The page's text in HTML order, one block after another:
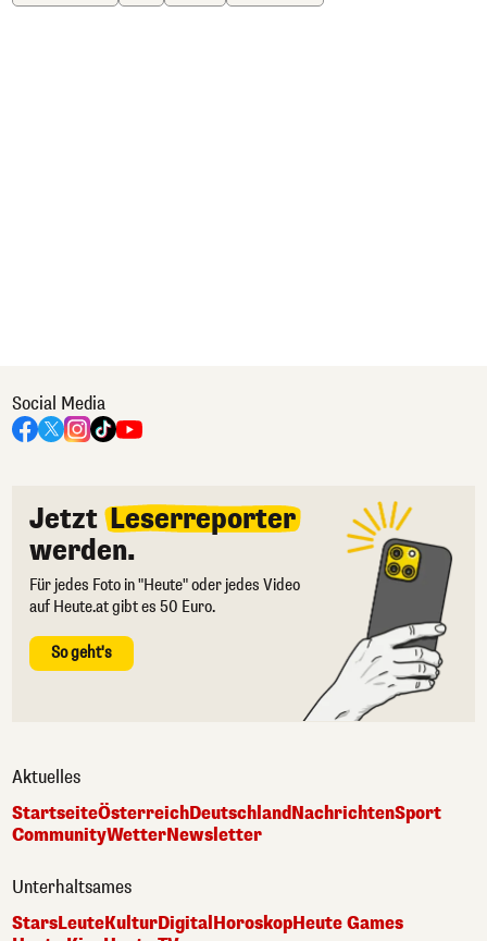
Social Media
Jetzt Leserreporter
werden.
Für jedes Foto in "Heute" oder jedes Video
auf Heute.at gibt es 50 Euro.
So geht's
Aktuelles
StartseiteÖsterreichDeutschlandNachrichtenSport
CommunityWetterNewsletter
Unterhaltsames
StarsLeuteKulturDigitalHoroskopHeute Games